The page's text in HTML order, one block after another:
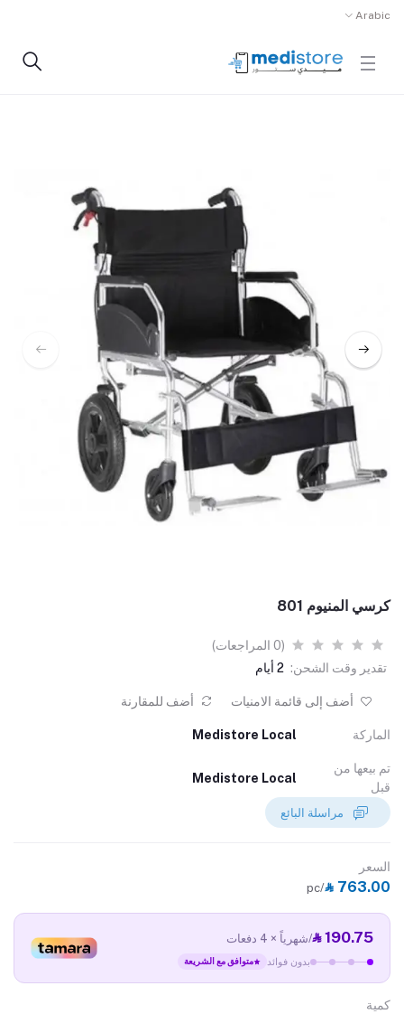
Arabic
كرسي المنيوم 801
(0 المراجعات)
تقدير وقت الشحن: 2 أيام
أضف إلى قائمة الامنيات أضف للمقارنة
الماركة Medistore Local
تم بيعها من
قبل
Medistore Local
السعر
‎⃁ 763.00
/pc
‎⃁ 190.75/شهرياً × 4 دفعات
بدون فوائد متوافق مع الشريعة
كمية